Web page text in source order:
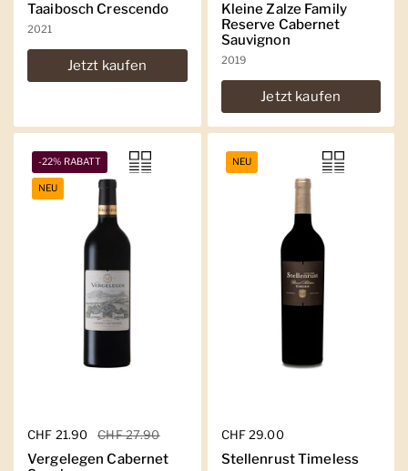
Taaibosch Crescendo
2021
Jetzt kaufen
Kleine Zalze Family
Reserve Cabernet
Sauvignon
2019
Jetzt kaufen
Regulärer Preis
CHF 21.90 Sale-Preis
CHF 27.90
Vergelegen Cabernet
-22% RABATT
NEU
Regulärer Preis
CHF 29.00
Stellenrust Timeless
NEU